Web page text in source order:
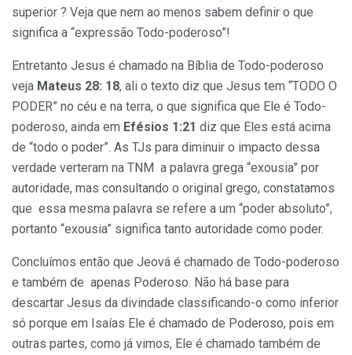
superior ? Veja que nem ao menos sabem definir o que
significa a “expressão Todo-poderoso”!
Entretanto Jesus é chamado na Bíblia de Todo-poderoso
veja Mateus 28: 18, ali o texto diz que Jesus tem “TODO O
PODER” no céu e na terra, o que significa que Ele é Todo-
poderoso, ainda em Efésios 1:21 diz que Eles está acima
de “todo o poder”. As TJs para diminuir o impacto dessa
verdade verteram na TNM a palavra grega “exousia” por
autoridade, mas consultando o original grego, constatamos
que essa mesma palavra se refere a um “poder absoluto”,
portanto “exousia” significa tanto autoridade como poder.
Concluímos então que Jeová é chamado de Todo-poderoso
e também de apenas Poderoso. Não há base para
descartar Jesus da divindade classificando-o como inferior
só porque em Isaías Ele é chamado de Poderoso, pois em
outras partes, como já vimos, Ele é chamado também de